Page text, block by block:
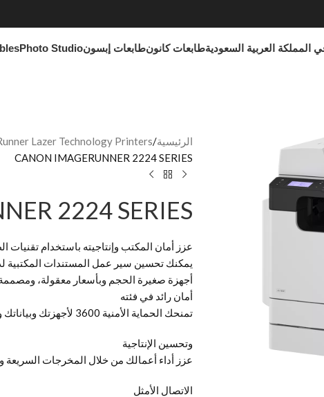
المملكة العربية السعوديةطابعات كانونطابعات إبسونPhoto Studio
الرئيسية Lazer Technology Printers
CANON IMAGERUNNER 2224 SERIES
2224 SERIES
عزز أمان المكتب وإنتاجيته باستخدام تقنيات
يمكنك تحسين سير عمل المستندات المكتبية
أجهزة صغيرة الحجم وبأسعار معقولة، ومصممة
أمان رائد في فئته
تمنحك الحماية الأمنية 3600 لأجهزتك وبياناتك وشبكتك راحة البال الكاملة.
وتحسين الإنتاجية
عزز أداء أعمالك من خلال المخرجات السريعة
الاتصال الأمثل